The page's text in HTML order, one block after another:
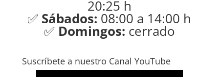
20:25 h
✅ Sábados: 08:00 a 14:00 h
✅ Domingos: cerrado
Suscríbete a nuestro Canal YouTube